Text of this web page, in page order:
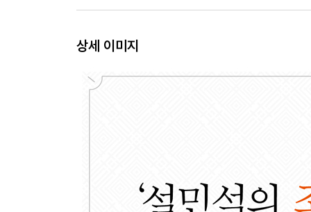
【 제5대 문종 】
- 문종(文宗)은 사실 무종(武宗)이어야 했다?!
- 수양대군, 조카인 어린 왕에게 칼을 겨누다!
상세 이미지